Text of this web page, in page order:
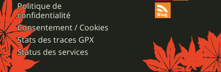
Politique de
confidentialité
Consentement / Cookies
Stats des traces GPX
Status des services